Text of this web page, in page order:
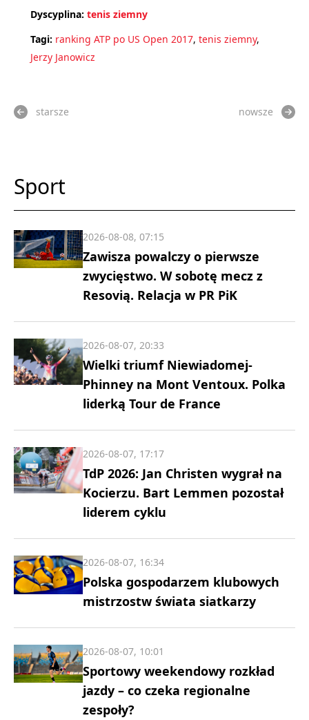
Dyscyplina: tenis ziemny
Tagi: ranking ATP po US Open 2017, tenis ziemny,
Jerzy Janowicz
starsze nowsze
Sport
Zawisza powalczy o pierwsze
zwycięstwo. W sobotę mecz z
Resovią. Relacja w PR PiK
2026-08-08, 07:15
Wielki triumf Niewiadomej-
Phinney na Mont Ventoux. Polka
liderką Tour de France
2026-08-07, 20:33
TdP 2026: Jan Christen wygrał na
Kocierzu. Bart Lemmen pozostał
liderem cyklu
2026-08-07, 17:17
Polska gospodarzem klubowych
mistrzostw świata siatkarzy
2026-08-07, 16:34
Sportowy weekendowy rozkład
jazdy – co czeka regionalne
zespoły?
2026-08-07, 10:01